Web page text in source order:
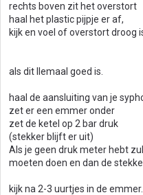
rechts boven zit het overstort
haal het plastic pijpje er af,
kijk en voel of overstort droog
als dit llemaal goed is.
haal de aansluiting van je
zet er een emmer onder
zet de ketel op 2 bar druk
(stekker blijft er uit)
Als je geen druk meter hebt
moeten doen en dan de
kijk na 2-3 uurtjes in de emmer.